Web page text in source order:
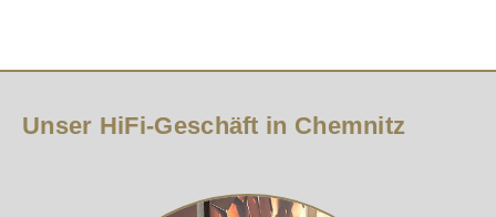
Unser HiFi-Geschäft in Chemnitz